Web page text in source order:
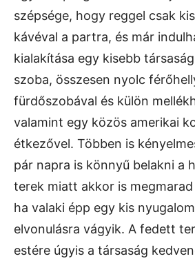
szépsége, hogy reggel csak
kávéval a partra, és már
kialakítása egy kisebb
szoba, összesen nyolc
fürdőszobával és külön
valamint egy közös amerikai
étkezővel. Többen is
pár napra is könnyű belakni a
terek miatt akkor is
ha valaki épp egy kis
elvonulásra vágyik. A fedett
estére úgyis a társaság